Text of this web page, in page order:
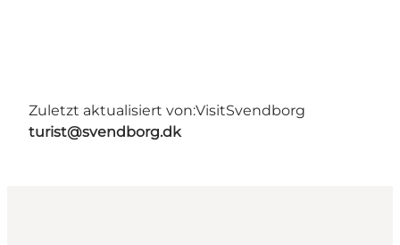
Zuletzt aktualisiert von:VisitSvendborg
turist@svendborg.dk